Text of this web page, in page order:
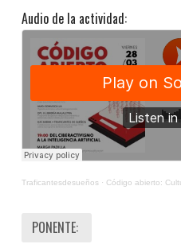
Audio de la actividad:
Traficantesdesueños· Código abierto: Cultura libre,
PONENTE: